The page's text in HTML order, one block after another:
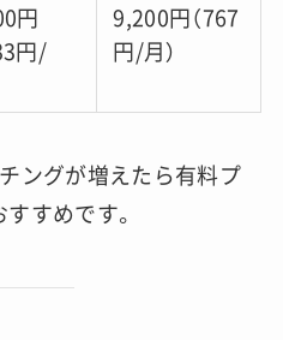
円
円/
9,200円（767
円/月）
ングが増えたら有料プ
すめです。